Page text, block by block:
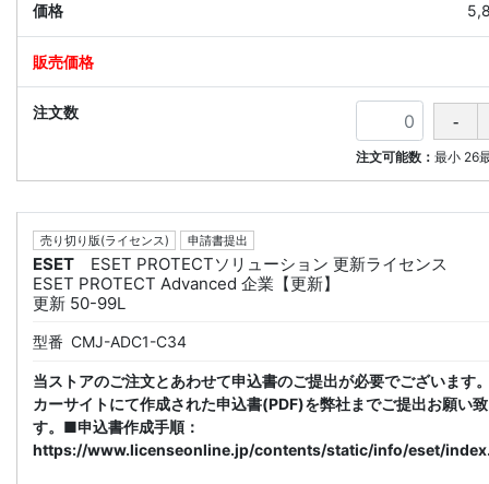
注文可能数： 最小 26
売り切り版(ライセンス) 申請書提出
ESET
ESET PROTECTソリューション 更新ライセンス
ESET PROTECT Advanced 企業【更新】
更新 50-99L
型番 CMJ-ADC1-C34
当ストアのご注文とあわせて申込書のご提出が必要でございます
カーサイトにて作成された申込書(PDF)を弊社までご提出お願い
す。■申込書作成手順：
https://www.licenseonline.jp/contents/static/info/eset/